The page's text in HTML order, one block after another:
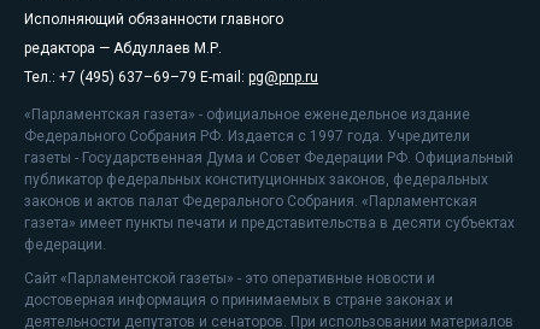
Исполняющий обязанности главного
редактора — Абдуллаев М.Р.
Тел.: +7 (495) 637–69–79 E-mail: pg@pnp.ru
«Парламентская газета» - официальное еженедельное издание
Федерального Собрания РФ. Издается с 1997 года. Учредители
газеты - Государственная Дума и Совет Федерации РФ. Официальный
публикатор федеральных конституционных законов, федеральных
законов и актов палат Федерального Собрания. «Парламентская
газета» имеет пункты печати и представительства в десяти субъектах
федерации.
Сайт «Парламентской газеты» - это оперативные новости и
достоверная информация о принимаемых в стране законах и
деятельности депутатов и сенаторов. При использовании материалов